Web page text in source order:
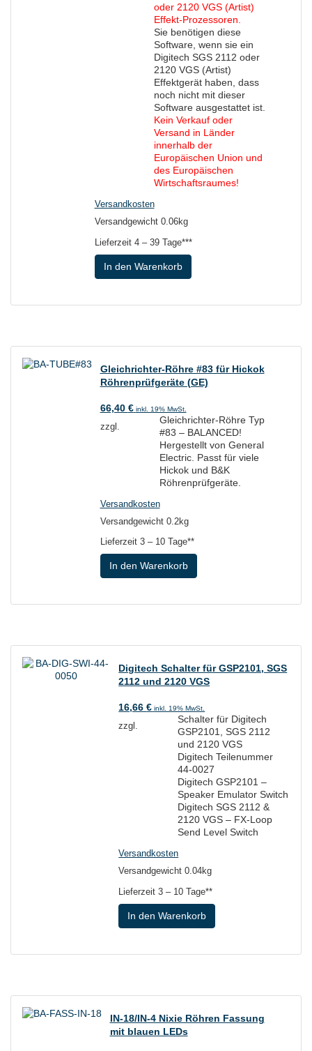
oder 2120 VGS (Artist)
Effekt-Prozessoren.
Sie benötigen diese
Software, wenn sie ein
Digitech SGS 2112 oder
2120 VGS (Artist)
Effektgerät haben, dass
noch nicht mit dieser
Software ausgestattet ist.
Kein Verkauf oder
Versand in Länder
innerhalb der
Europäischen Union und
des Europäischen
Wirtschaftsraumes!
Versandkosten
Versandgewicht 0.06kg
Lieferzeit 4 – 39 Tage***
In den Warenkorb
Gleichrichter-Röhre #83 für Hickok
Röhrenprüfgeräte (GE)
66,40 € inkl. 19% MwSt.
Gleichrichter-Röhre Typ
#83 – BALANCED!
Hergestellt von General
Electric. Passt für viele
Hickok und B&K
Röhrenprüfgeräte.
zzgl.
Versandkosten
Versandgewicht 0.2kg
Lieferzeit 3 – 10 Tage**
In den Warenkorb
Digitech Schalter für GSP2101, SGS
2112 und 2120 VGS
16,66€ inkl. 19% MwSt.
Schalter für Digitech
GSP2101, SGS 2112
und 2120 VGS
Digitech Teilenummer
44-0027
Digitech GSP2101 –
Speaker Emulator Switch
Digitech SGS 2112 &
2120 VGS – FX-Loop
Send Level Switch
zzgl.
Versandkosten
Versandgewicht 0.04kg
Lieferzeit3 – 10 Tage**
In den Warenkorb
IN-18/IN-4 Nixie Röhren Fassung
mit blauen LEDs